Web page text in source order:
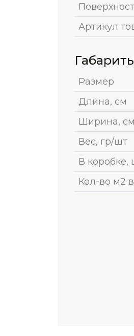
Артикул
Размер
Длина, см
Ширина, см
Вес, гр/шт
В коробке,
Кол-во м2